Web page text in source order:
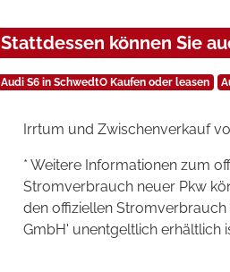
Stattdessen können Sie
Audi S6 in SchwedtO Kaufen oder leasen
Irrtum und Zwischenverkauf
* Weitere Informationen zum
Stromverbrauch neuer Pkw
den offiziellen
GmbH' unentgeltlich erhältlich